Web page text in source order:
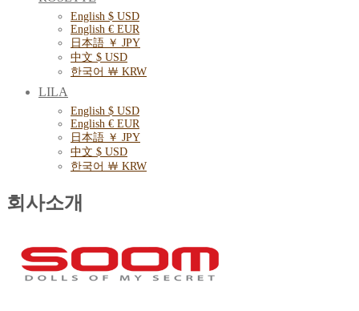
English $ USD
English € EUR
日本語 ￥ JPY
中文 $ USD
한국어 ￦ KRW
LILA
English $ USD
English € EUR
日本語 ￥ JPY
中文 $ USD
한국어 ￦ KRW
회사소개